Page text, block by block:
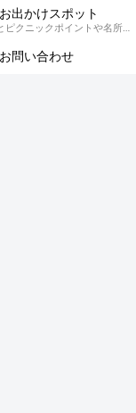
出かけスポット
海、山、公園とピクニックポイントや名所、旧跡などなど、、、、、札幌はもとより郊外の無理なく日帰りでいって帰ってこれるお出かけスポットを孫っち達（小学５、３年生、幼稚園年長さんの３人）とえびGがお出かけをして紹介しているページです。
お問い合わせ